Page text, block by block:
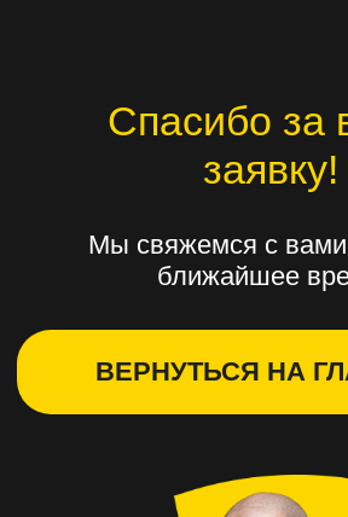
заявку!
ВЕРНУТЬСЯ НА ГЛАВНУЮ
Мы свяжемся с вами в самое